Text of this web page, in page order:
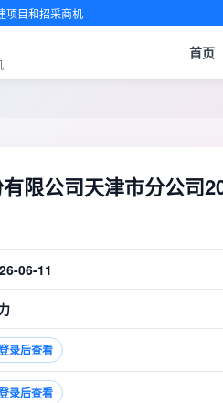
项目和招采商机
首页
限公司天津市分公司
06-11
录后查看
录后查看